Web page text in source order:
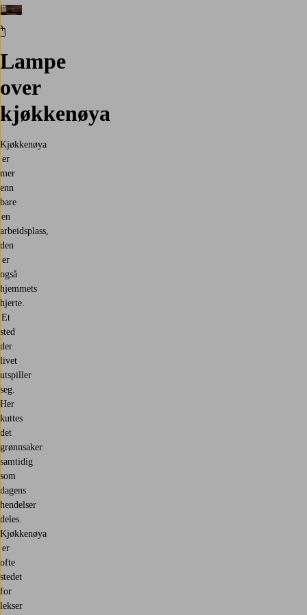
Lampe
over
kjøkkenøya
Kjøkkenøya
er
mer
enn
bare
en
arbeidsplass,
den
er
også
hjemmets
hjerte.
Et
sted
der
livet
utspiller
seg.
Her
kuttes
det
grønnsaker
samtidig
som
dagens
hendelser
deles.
Kjøkkenøya
er
ofte
stedet
for
lekser